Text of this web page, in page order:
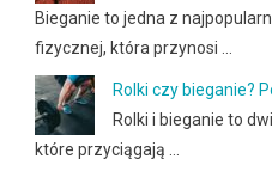
Bieganie to jedna z
fizycznej, która przynosi …
Rolki czy bieganie?
Rolki i bieganie to
które przyciągają …